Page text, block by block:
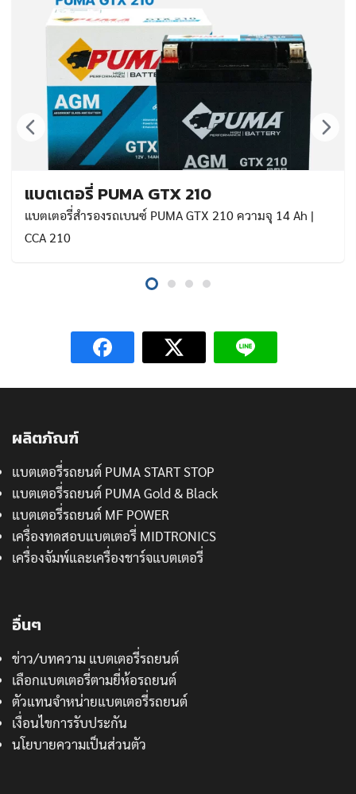
แบตเตอรี่ PUMA GTX 210
แบตเตอรี่สำรองรถเบนซ์ PUMA GTX 210 ความจุ 14 Ah |
CCA 210
ผลิตภัณฑ์
แบตเตอรี่รถยนต์ PUMA START STOP
แบตเตอรี่รถยนต์ PUMA Gold & Black
แบตเตอรี่รถยนต์ MF POWER
เครื่องทดสอบแบตเตอรี่ MIDTRONICS
เครื่องจัมพ์และเครื่องชาร์จแบตเตอรี่
อื่นๆ
ข่าว/บทความ แบตเตอรี่รถยนต์
เลือกแบตเตอรี่ตามยี่ห้อรถยนต์
ตัวแทนจำหน่ายแบตเตอรี่รถยนต์
เงื่อนไขการรับประกัน
นโยบายความเป็นส่วนตัว